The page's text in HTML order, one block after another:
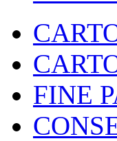
FINE